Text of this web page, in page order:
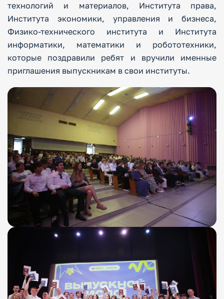
технологий и материалов, Института права,
Института экономики, управления и бизнеса,
Физико-технического института и Института
информатики, математики и робототехники,
которые поздравили ребят и вручили именные
приглашения выпускникам в свои институты.